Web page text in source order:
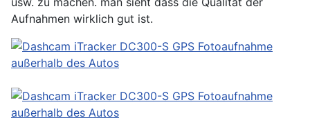
Aufnahmen wirklich gut ist.